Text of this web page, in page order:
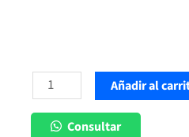
Extractor
de
Aire
Añadir al
Consultar